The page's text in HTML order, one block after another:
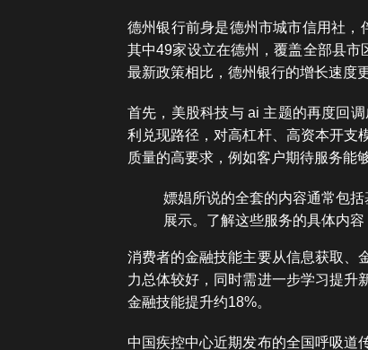
德州银行前身是德州市城市信用社
其中49家设立在德州，覆盖全部县
最新政策相比，德州银行的增长速度
首先，美股科技与 ai 主题的再度回
利兑现路径，对高杠杆、高资本开支
质量的高要求，例如客户期待服务能
嫖娼所说的全套的内容通常包
展示。了解这些服务的具体内
消费者的金融技能主要从信息获取、
力总体较好，同时需进一步学习提升
金融技能提升约18%。
中国疾控中心近期发布的全国呼吸道